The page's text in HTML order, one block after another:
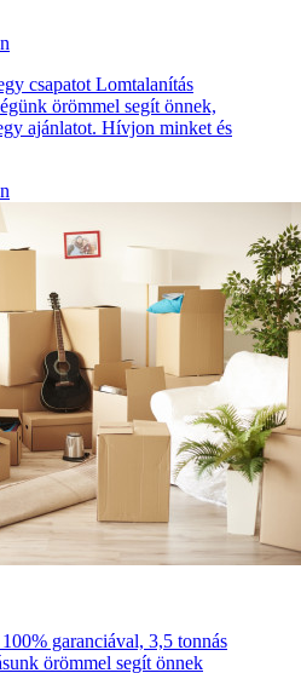
csapatot Lomtalanítás
örömmel segít önnek,
ajánlatot. Hívjon minket és
garanciával, 3,5 tonnás
örömmel segít önnek